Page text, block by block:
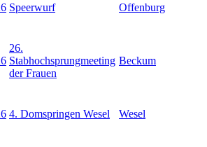
Speerwurf Offenburg
26.
Stabhochsprungmeeting
der Frauen
Beckum
4. Domspringen Wesel Wesel